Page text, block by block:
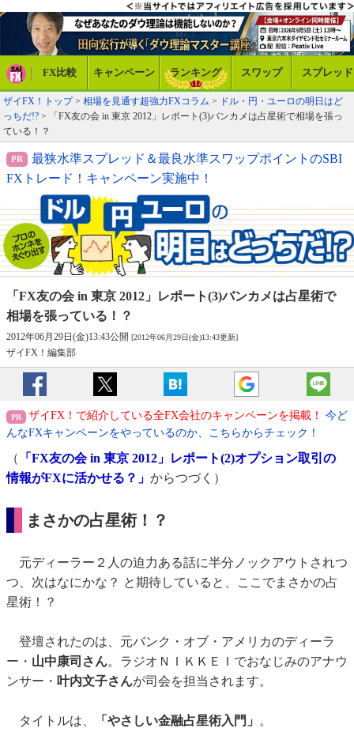
FX比較 キャンペーン ランキング スワップ スプレッド
ザイFX！トップ> 相場を見通す超強力FXコラム > ドル・円・ユーロの明日はど
っちだ!? > 「FX友の会 in 東京 2012」レポート(3)バンカメは占星術で相場を張っ
ている！？
最狭水準スプレッド＆最良水準スワップポイントのSBI
FXトレード！キャンペーン実施中！
「FX友の会 in 東京 2012」レポート(3)バンカメは占星術で
相場を張っている！？
2012年06月29日(金)13:43公開 [2012年06月29日(金)13:43更新]
ザイFX！編集部
ザイFX！で紹介している全FX会社のキャンペーンを掲載！
今ど
んなFXキャンペーンをやっているのか、こちらからチェック！
（
「FX友の会 in 東京 2012」レポート(2)オプション取引の
情報がFXに活かせる？」 からつづく）
まさかの占星術！？
元ディーラー２人の迫力ある話に半分ノックアウトされつ
つ、次はなにかな？ と期待していると、ここでまさかの占
星術！？
登壇されたのは、元バンク・オブ・アメリカのディーラ
ー・ 山中康司さん。ラジオＮＩＫＫＥＩでおなじみのアナウ
ンサー・ 叶内文子さんが司会を担当されます。
タイトルは、 「やさしい金融占星術入門」 。